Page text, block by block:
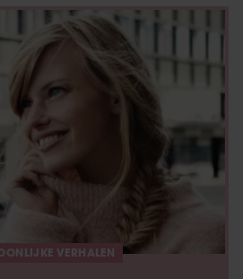
VERHALEN